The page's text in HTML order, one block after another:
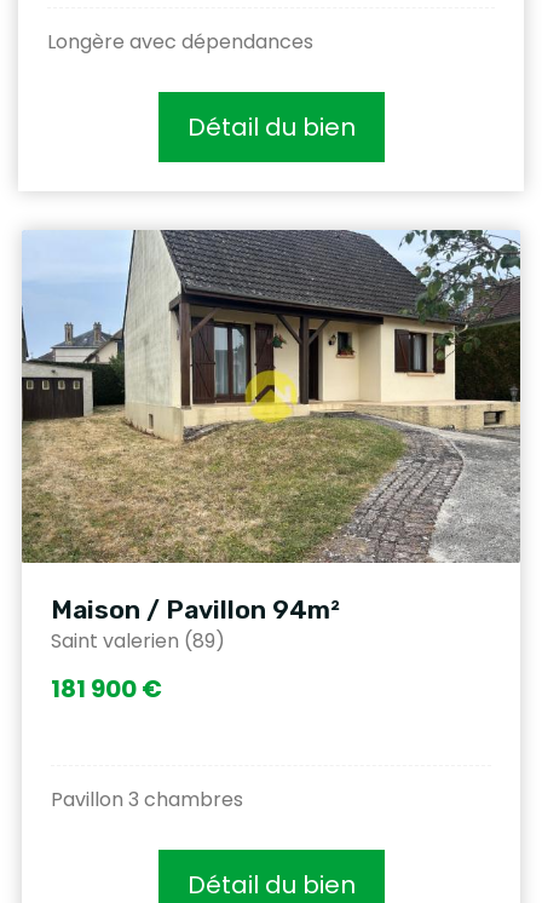
Longère avec dépendances
Détail du bien
Maison / Pavillon 94m²
Saint valerien (89)
181 900 €
Pavillon 3 chambres
Détail du bien